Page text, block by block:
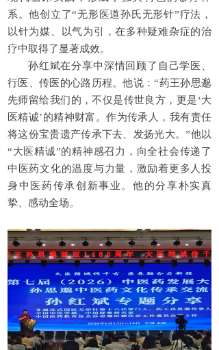
系。他创立了“无形医道孙氏无形针”疗法，
以针为媒、以气为引，在多种疑难杂症的治
疗中取得了显著成效。
孙红斌在分享中深情回顾了自己学医、
行医、传医的心路历程。他说：“药王孙思邈
先师留给我们的，不仅是传世良方，更是‘大
医精诚’的精神财富。作为传承人，我有责任
将这份宝贵遗产传承下去、发扬光大。”他以
“大医精诚”的精神感召力，向全社会传递了
中医药文化的温度与力量，激励着更多人投
身中医药传承创新事业。他的分享朴实真
挚、感动全场。